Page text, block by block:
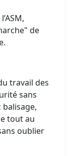
de
travail des
sans
balisage,
tout au
oublier